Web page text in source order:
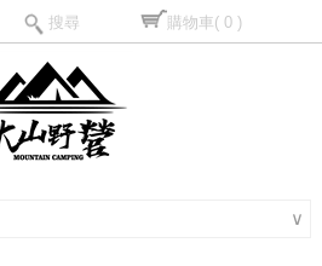
搜尋 購物車( 0 )
∨